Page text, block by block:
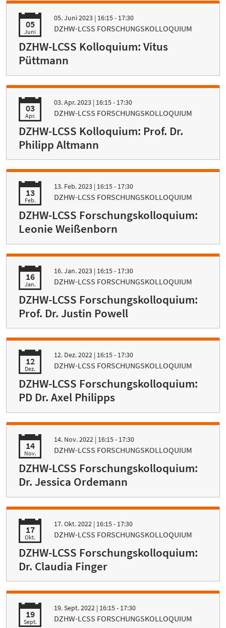
05
Juni
05. Juni 2023 | 16:15 - 17:30
DZHW-LCSS FORSCHUNGSKOLLOQUIUM
DZHW-LCSS Kolloquium: Vitus
Püttmann
03
Apr.
03. Apr. 2023 | 16:15 - 17:30
DZHW-LCSS FORSCHUNGSKOLLOQUIUM
DZHW-LCSS Kolloquium: Prof. Dr.
Philipp Altmann
13
Feb.
13. Feb. 2023 | 16:15 - 17:30
DZHW-LCSS FORSCHUNGSKOLLOQUIUM
DZHW-LCSS Forschungskolloquium:
Leonie Weißenborn
16
Jan.
16. Jan. 2023 | 16:15 - 17:30
DZHW-LCSS FORSCHUNGSKOLLOQUIUM
DZHW-LCSS Forschungskolloquium:
Prof. Dr. Justin Powell
12
Dez.
12. Dez. 2022 | 16:15 - 17:30
DZHW-LCSS FORSCHUNGSKOLLOQUIUM
DZHW-LCSS Forschungskolloquium:
PD Dr. Axel Philipps
14
Nov.
14. Nov. 2022 | 16:15 - 17:30
DZHW-LCSS FORSCHUNGSKOLLOQUIUM
DZHW-LCSS Forschungskolloquium:
Dr. Jessica Ordemann
17
Okt.
17. Okt. 2022 | 16:15 - 17:30
DZHW-LCSS FORSCHUNGSKOLLOQUIUM
DZHW-LCSS Forschungskolloquium:
Dr. Claudia Finger
19
Sept.
19. Sept. 2022 | 16:15 - 17:30
DZHW-LCSS FORSCHUNGSKOLLOQUIUM